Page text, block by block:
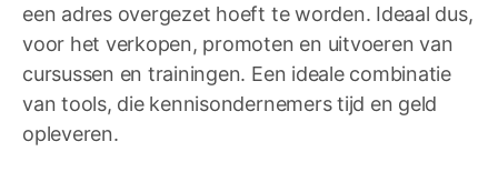
een adres overgezet hoeft te worden. Ideaal dus,
voor het verkopen, promoten en uitvoeren van
cursussen en trainingen. Een ideale combinatie
van tools, die kennisondernemers tijd en geld
opleveren.